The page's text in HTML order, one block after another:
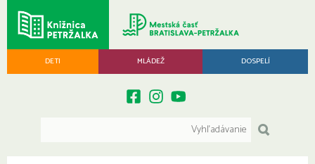
DETI MLÁDEŽ DOSPELÍ